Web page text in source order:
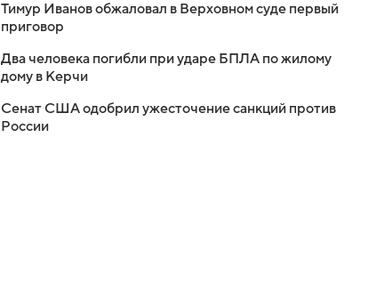
Тимур Иванов обжаловал в Верховном суде первый
приговор
Два человека погибли при ударе БПЛА по жилому
дому в Керчи
Сенат США одобрил ужесточение санкций против
России